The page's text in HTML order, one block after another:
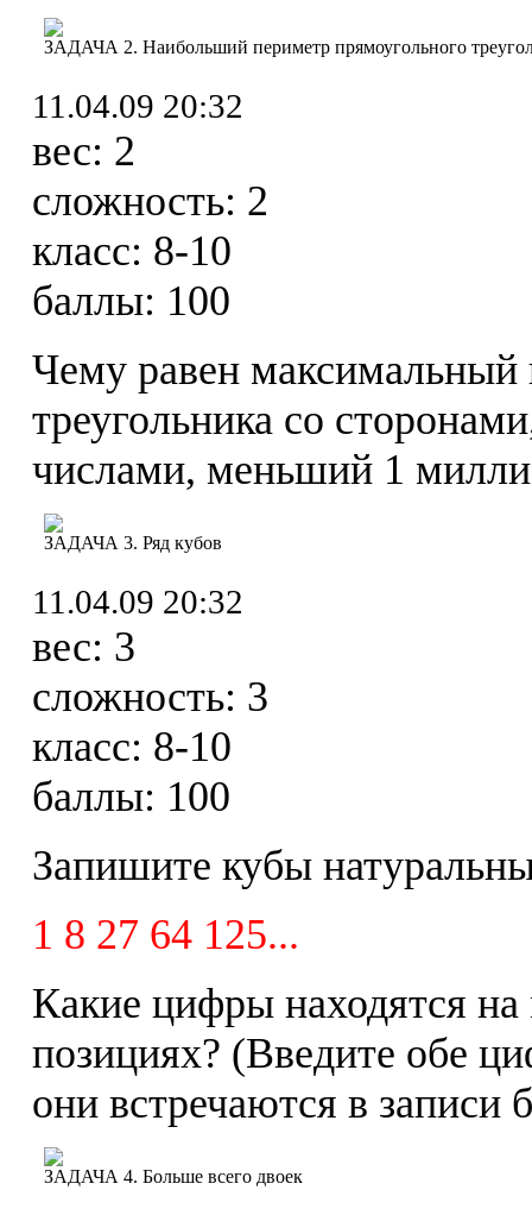
ЗАДАЧА 2. Наибольший периметр прямоугольного
11.04.09 20:32
вес: 2
сложность: 2
класс: 8-10
баллы: 100
Чему равен максимальный
треугольника со
числами, меньший 1
ЗАДАЧА 3. Ряд кубов
11.04.09 20:32
вес: 3
сложность: 3
класс: 8-10
баллы: 100
Запишите кубы
1 8 27 64 125...
Какие цифры находятся
позициях? (Введите обе
они встречаются в записи
ЗАДАЧА 4. Больше всего двоек